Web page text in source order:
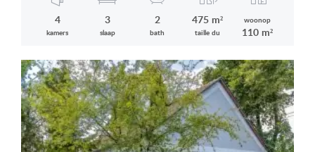
4
kamers
3
slaap
2
bath
475 m²
taille du
woonop
110 m²